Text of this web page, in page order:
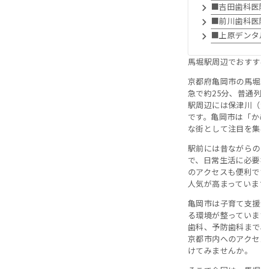
■吉田歯科
■前川歯科
■上原デン
馬堀駅周辺でおす
京都府亀岡市の馬
急で約25分、普通
駅周辺には保津川
です。亀岡市は「
な街として注目を集
駅前には昔ながら
で、日常生活に必
のアクセスも便利
人気が高まっていま
亀岡市は子育て支
る環境が整ってい
歯科、予防歯科ま
京都市内へのアク
けてみませんか。